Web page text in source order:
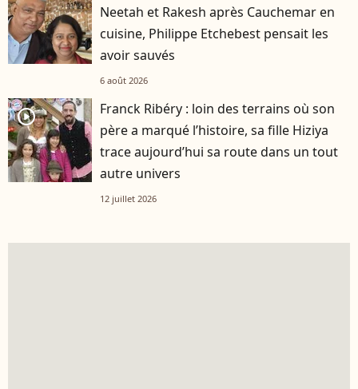
Neetah et Rakesh après Cauchemar en
cuisine, Philippe Etchebest pensait les
avoir sauvés
6 août 2026
player2
Franck Ribéry : loin des terrains où son
père a marqué l’histoire, sa fille Hiziya
trace aujourd’hui sa route dans un tout
autre univers
12 juillet 2026